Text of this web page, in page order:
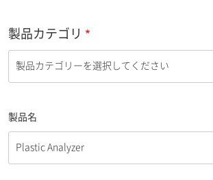
製品カテゴリ
製品名